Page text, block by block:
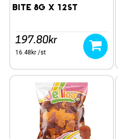
Bite 8g x 12st
197.80kr
16.48kr /st